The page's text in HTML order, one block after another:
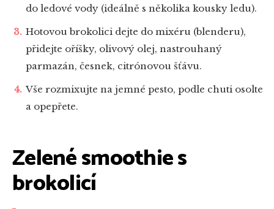
do ledové vody (ideálně s několika kousky ledu).
Hotovou brokolici dejte do mixéru (blenderu),
přidejte oříšky, olivový olej, nastrouhaný
parmazán, česnek, citrónovou šťávu.
Vše rozmixujte na jemné pesto, podle chuti osolte
a opepřete.
Zelené smoothie s
brokolicí